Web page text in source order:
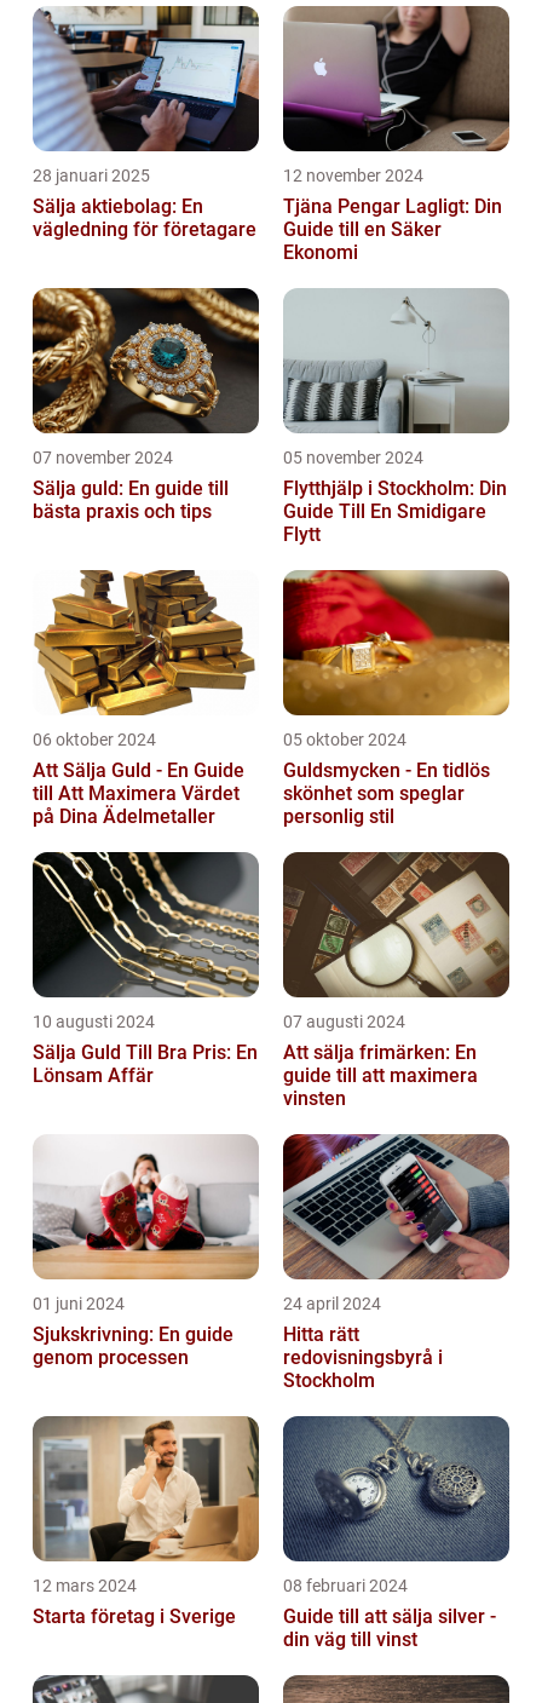
28 januari 2025
Sälja aktiebolag: En
vägledning för företagare
12 november 2024
Tjäna Pengar Lagligt: Din
Guide till en Säker
Ekonomi
07 november 2024
Sälja guld: En guide till
bästa praxis och tips
05 november 2024
Flytthjälp i Stockholm: Din
Guide Till En Smidigare
Flytt
06 oktober 2024
Att Sälja Guld - En Guide
till Att Maximera Värdet
på Dina Ädelmetaller
05 oktober 2024
Guldsmycken - En tidlös
skönhet som speglar
personlig stil
10 augusti 2024
Sälja Guld Till Bra Pris: En
Lönsam Affär
07 augusti 2024
Att sälja frimärken: En
guide till att maximera
vinsten
01 juni 2024
Sjukskrivning: En guide
genom processen
24 april 2024
Hitta rätt
redovisningsbyrå i
Stockholm
12 mars 2024
Starta företag i Sverige
08 februari 2024
Guide till att sälja silver -
din väg till vinst